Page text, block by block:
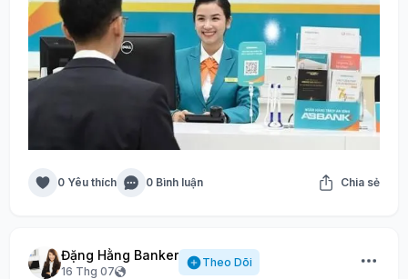
0 Yêu thích 0 Bình luận Chia sẻ
Đặng Hằng Banker
16 Thg 07
Theo Dõi